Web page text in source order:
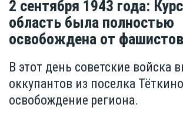
2 сентября 1943 года:
область была полностью
освобождена от фашистов
В этот день советские войска
оккупантов из поселка
освобождение региона.